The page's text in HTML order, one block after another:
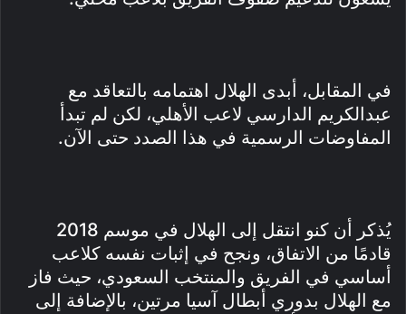
في المقابل، أبدى الهلال اهتمامه بالتعاقد مع
عبدالكريم الدارسي لاعب الأهلي، لكن لم تبدأ
المفاوضات الرسمية في هذا الصدد حتى الآن.
يُذكر أن كنو انتقل إلى الهلال في موسم 2018
قادمًا من الاتفاق، ونجح في إثبات نفسه كلاعب
أساسي في الفريق والمنتخب السعودي، حيث فاز
مع الهلال بدوري أبطال آسيا مرتين، بالإضافة إلى